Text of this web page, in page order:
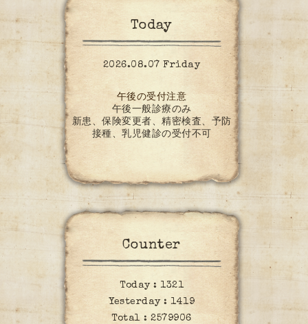
Today
2026.08.07 Friday
午後の受付注意
午後一般診療のみ
新患、保険変更者、精密検査、予防
接種、乳児健診の受付不可
Counter
Today : 1321
Yesterday : 1419
Total :2579906